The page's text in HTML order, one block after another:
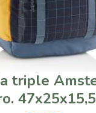
triple